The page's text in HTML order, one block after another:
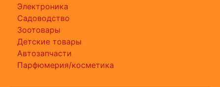
Электроника
Садоводство
Зоотовары
Детские товары
Автозапчасти
Парфюмерия/косметика